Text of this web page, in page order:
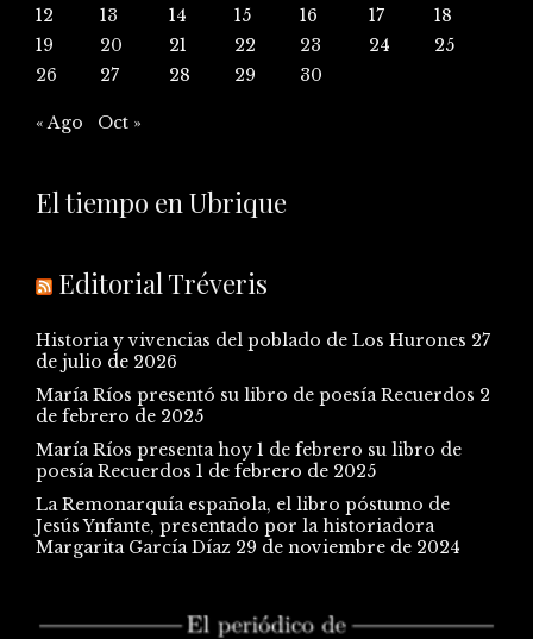
12
13 14 15 16 17
18
19
20 21 22 23 24
25
26
27 28 29 30
« Ago Oct »
El tiempo en Ubrique
Editorial Tréveris
Historia y vivencias del poblado de Los Hurones 27
de julio de 2026
María Ríos presentó su libro de poesía Recuerdos 2
de febrero de 2025
María Ríos presenta hoy 1 de febrero su libro de
poesía Recuerdos 1 de febrero de 2025
La Remonarquía española, el libro póstumo de
Jesús Ynfante, presentado por la historiadora
Margarita García Díaz 29 de noviembre de 2024